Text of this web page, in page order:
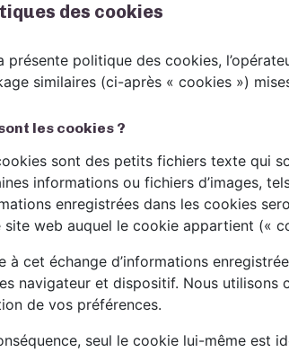
des cookies
présente politique des cookies,
similaires (ci-après « cookies »)
les cookies ?
sont des petits fichiers texte qui
informations ou fichiers d’images,
enregistrées dans les cookies
site web auquel le cookie appartient («
à cet échange d’informations
navigateur et dispositif. Nous
de vos préférences.
seul le cookie lui-même est